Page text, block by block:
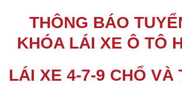
THÔNG BÁO
KHÓA LÁI XE Ô TÔ
LÁI XE 4-7-9 CHỔ VÀ